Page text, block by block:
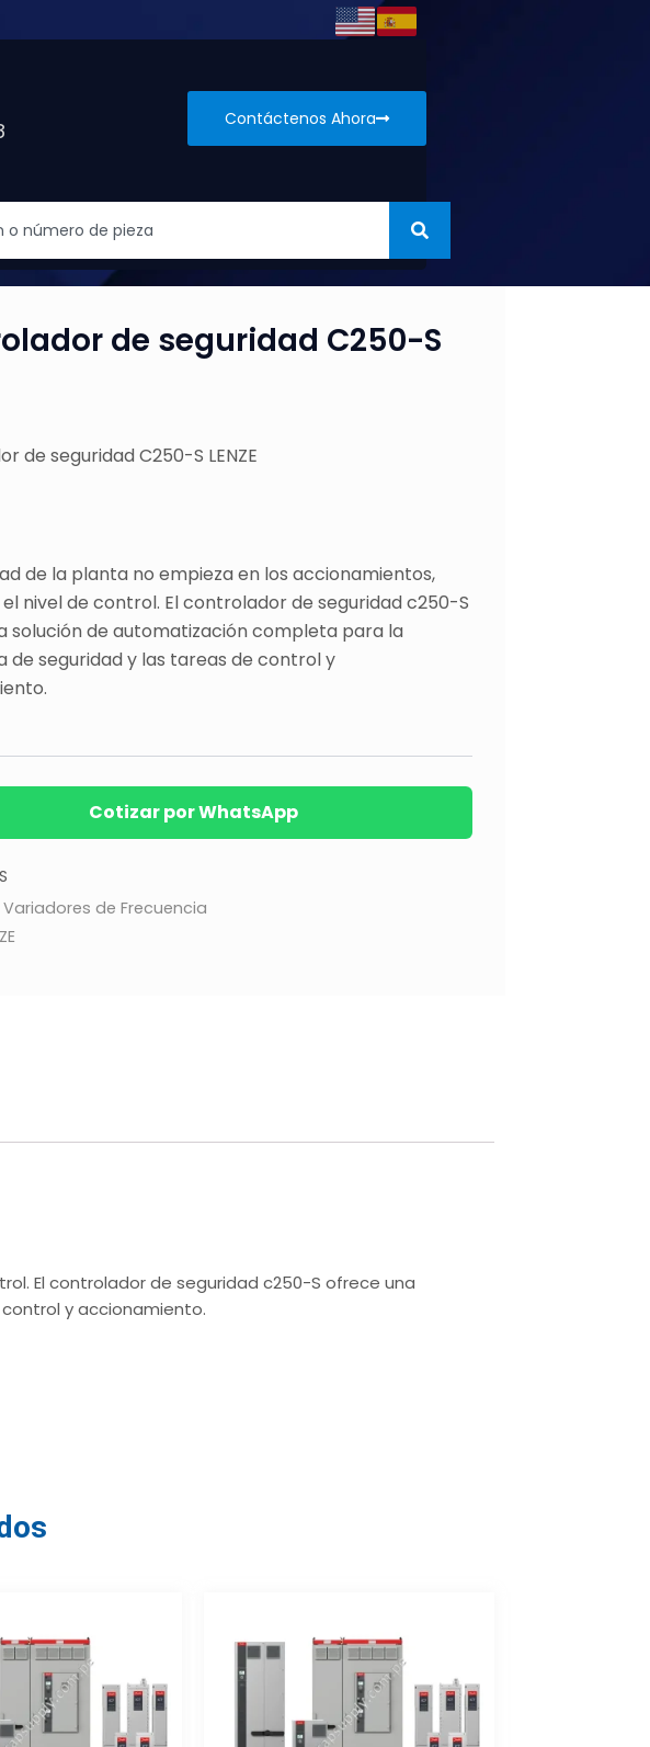
Contáctenos Ahora
de seguridad C250-S
de seguridad C250-S LENZE
de la planta no empieza en los accionamientos,
el nivel de control. El controlador de seguridad c250-S
solución de automatización completa para la
de seguridad y las tareas de control y
Cotizar por WhatsApp
Variadores de Frecuencia
El controlador de seguridad c250-S ofrece una
y accionamiento.